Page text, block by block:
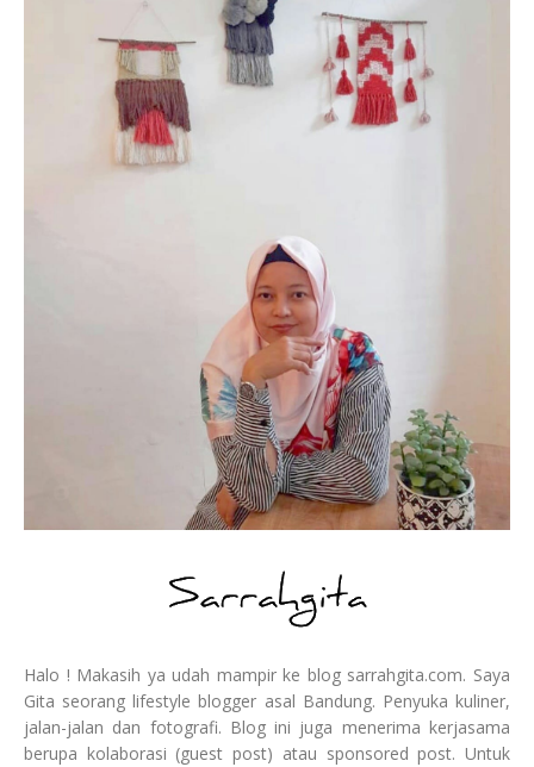
Halo ! Makasih ya udah mampir ke blog sarrahgita.com. Saya
Gita seorang lifestyle blogger asal Bandung. Penyuka kuliner,
jalan-jalan dan fotografi. Blog ini juga menerima kerjasama
berupa kolaborasi (guest post) atau sponsored post. Untuk